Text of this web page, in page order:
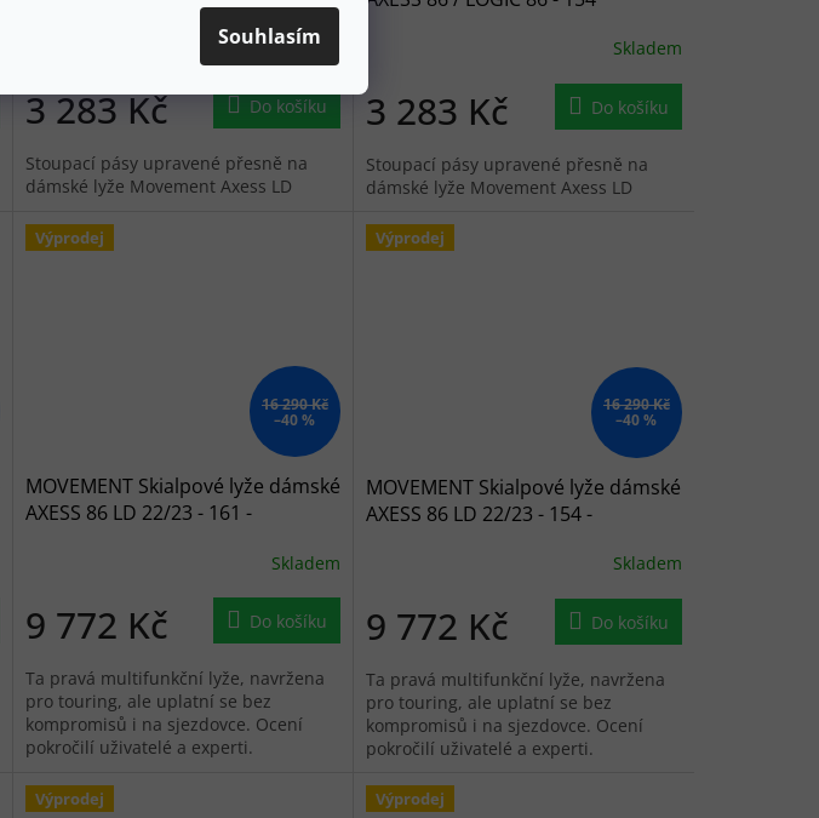
Souhlasím
Skladem
3 283 Kč Do košíku
Stoupací pásy upravené přesně na
dámské lyže Movement Axess LD
Skladem
3 283 Kč Do košíku
Stoupací pásy upravené přesně na
dámské lyže Movement Axess LD
Výprodej
16 290 Kč
–40 %
MOVEMENT Skialpové lyže dámské
AXESS 86 LD 22/23 - 161 -
Skladem
9 772 Kč Do košíku
Ta pravá multifunkční lyže, navržena
pro touring, ale uplatní se bez
kompromisů i na sjezdovce. Ocení
pokročilí uživatelé a experti.
Výprodej
16 290 Kč
–40 %
MOVEMENT Skialpové lyže dámské
AXESS 86 LD 22/23 - 154 -
Skladem
9 772 Kč Do košíku
Ta pravá multifunkční lyže, navržena
pro touring, ale uplatní se bez
kompromisů i na sjezdovce. Ocení
pokročilí uživatelé a experti.
Výprodej Výprodej